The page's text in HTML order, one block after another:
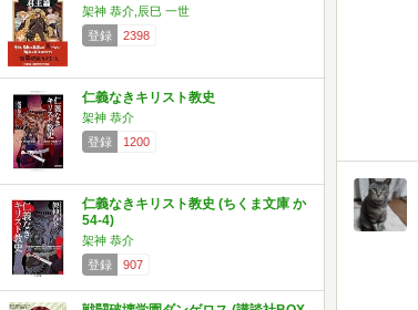
架神 恭介,辰巳 一世
登録
2398
仁義なきキリスト教史
架神 恭介
登録
1200
仁義なきキリスト教史 (ちくま文庫 か
54-4)
架神 恭介
登録
907